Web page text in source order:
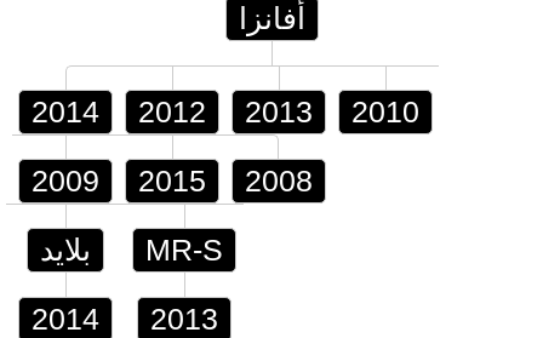
أفانزا
2014 2012 2013 2010
2009 2015 2008
بلايد
2014
MR-S
2013